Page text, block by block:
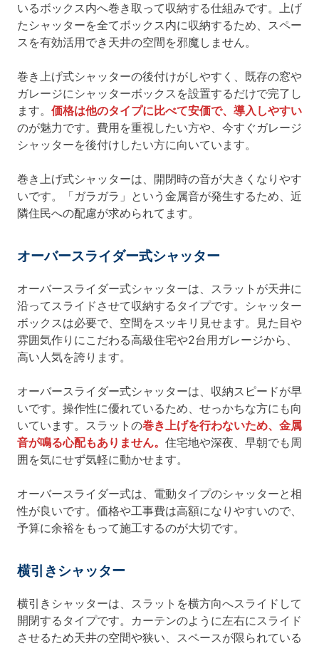
いるボックス内へ巻き取って収納する仕組みです。上げ
たシャッターを全てボックス内に収納するため、スペー
スを有効活用でき天井の空間を邪魔しません。
巻き上げ式シャッターの後付けがしやすく、既存の窓や
ガレージにシャッターボックスを設置するだけで完了し
ます。 価格は他のタイプに比べて安価で、導入しやすい
のが魅力です。費用を重視したい方や、今すぐガレージ
シャッターを後付けしたい方に向いています。
巻き上げ式シャッターは、開閉時の音が大きくなりやす
いです。「ガラガラ」という金属音が発生するため、近
隣住民への配慮が求められてます。
オーバースライダー式シャッター
オーバースライダー式シャッターは、スラットが天井に
沿ってスライドさせて収納するタイプです。シャッター
ボックスは必要で、空間をスッキリ見せます。見た目や
雰囲気作りにこだわる高級住宅や2台用ガレージから、
高い人気を誇ります。
オーバースライダー式シャッターは、収納スピードが早
いです。操作性に優れているため、せっかちな方にも向
いています。スラットの巻き上げを行わないため、金属
音が鳴る心配もありません。 住宅地や深夜、早朝でも周
囲を気にせず気軽に動かせます。
オーバースライダー式は、電動タイプのシャッターと相
性が良いです。価格や工事費は高額になりやすいので、
予算に余裕をもって施工するのが大切です。
横引きシャッター
横引きシャッターは、スラットを横方向へスライドして
開閉するタイプです。カーテンのように左右にスライド
させるため天井の空間や狭い、スペースが限られている